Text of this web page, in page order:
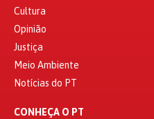
Cultura
Opinião
Justiça
Meio Ambiente
Notícias do PT
CONHEÇA O PT